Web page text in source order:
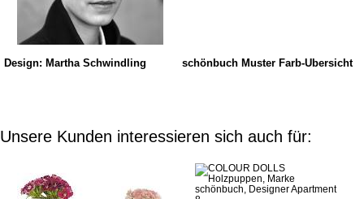
Design: Martha Schwindling schönbuch Muster Farb-Übersicht
Unsere Kunden interessieren sich auch für: